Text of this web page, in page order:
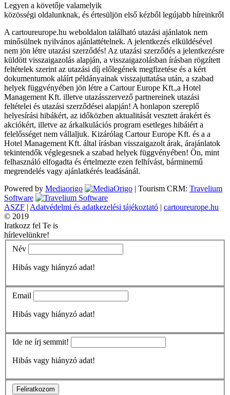
Legyen a követője valamelyik
közösségi oldalunknak, és értesüljön első kézből legújabb híreinkről
A cartoureurope.hu weboldalon található utazási ajánlatok nem
minősülnek nyilvános ajánlattételnek. A jelentkezés elküldésével
nem jön létre utazási szerződés! Az utazási szerződés a jelentkezésre
küldött visszaigazolás alapján, a visszaigazolásban írásban rögzített
feltételek szerint az utazási díj előlegének megfizetése és a kért
dokumentumok aláírt példányainak visszajuttatása után, a szabad
helyek függvényében jön létre a Cartour Europe Kft.,a Hotel
Management Kft. illetve utazásszervező partnereinek utazási
feltételei és utazási szerződései alapján! A honlapon szereplő
helyesírási hibákért, az időközben aktualitását vesztett árakért és
akciókért, illetve az árkalkulációs program esetleges hibáiért a
felelősséget nem vállaljuk. Kizárólag Cartour Europe Kft. és a a
Hotel Management Kft. által írásban visszaigazolt árak, árajánlatok
tekintendők véglegesnek a szabad helyek függvényében! Ön, mint
felhasználó elfogadta és értelmezte ezen felhívást, bárminemű
megrendelés vagy ajánlatkérés leadásánál.
Powered by Mediaorigo | Tourism CRM: Travelium
Software
ASZF | Adatvédelmi és adatkezelési tájékoztató | cartoureurope.hu
© 2019
Iratkozz fel Te is
hírlevelünkre!
Név
Hibás vagy hiányzó adat!
Email
Hibás vagy hiányzó adat!
Ide ne írj semmit!
Hibás vagy hiányzó adat!
Feliratkozom